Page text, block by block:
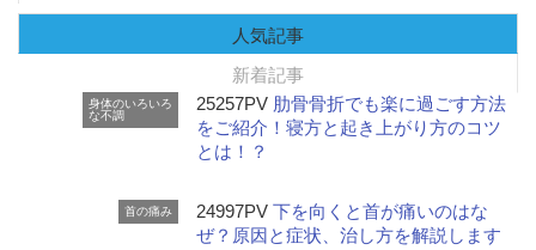
人気記事
新着記事
身体のいろいろ
な不調
25257PV 肋骨骨折でも楽に過ごす方法
をご紹介！寝方と起き上がり方のコツ
とは！？
首の痛み 24997PV下を向くと首が痛いのはな
ぜ？原因と症状、治し方を解説します